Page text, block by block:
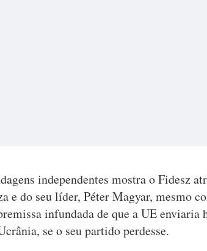
independentes mostra o Fidesz
e do seu líder, Péter Magyar, mesmo
infundada de que a UE enviaria
se o seu partido perdesse.